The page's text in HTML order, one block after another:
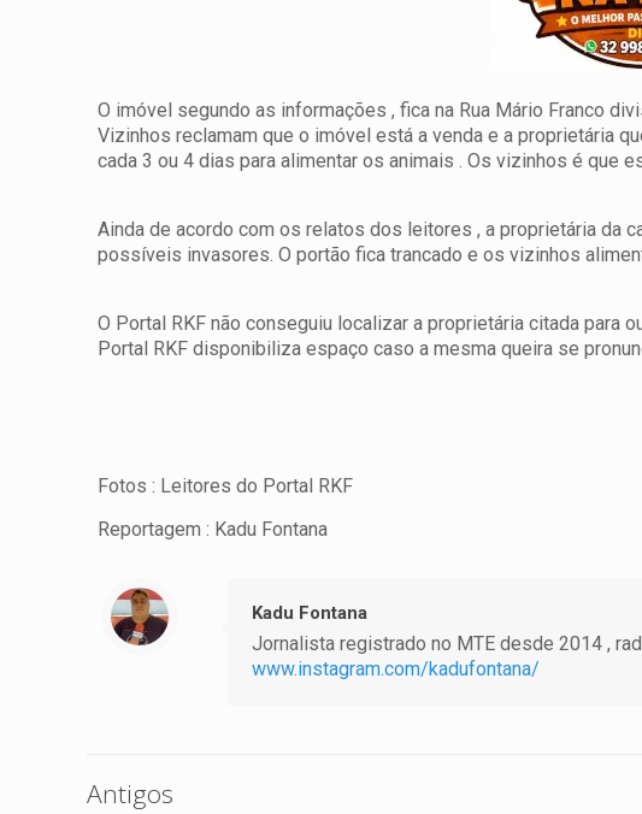
O imóvel segundo as informações , fica na Rua Mário Franco
Vizinhos reclamam que o imóvel está a venda e a proprietária
cada 3 ou 4 dias para alimentar os animais . Os vizinhos é que
Ainda de acordo com os relatos dos leitores , a proprietária da
possíveis invasores. O portão fica trancado e os vizinhos
O Portal RKF não conseguiu localizar a proprietária citada para
Portal RKF disponibiliza espaço caso a mesma queira se
Fotos : Leitores do Portal RKF
Reportagem : Kadu Fontana
Kadu Fontana
Jornalista registrado no MTE desde 2014 ,
www.instagram.com/kadufontana/
Antigos